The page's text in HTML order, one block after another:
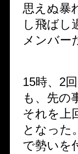
思えぬ暴
し飛ばし
メンバー
15時、 2
も、先の
それを上
となった
で勢いを